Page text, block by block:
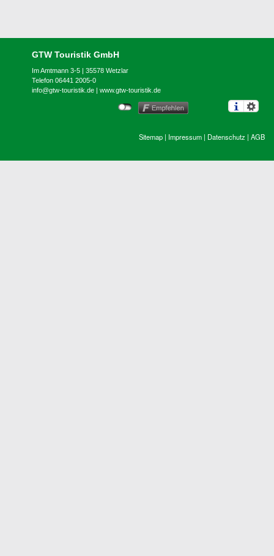
GTW Touristik GmbH
Im Amtmann 3-5 | 35578 Wetzlar
Telefon 06441 2005-0
info@gtw-touristik.de |www.gtw-touristik.de
Sitemap | Impressum | Datenschutz | AGB